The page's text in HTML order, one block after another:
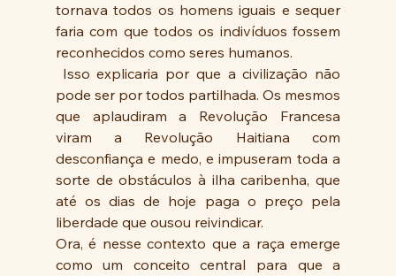
tornava todos os homens iguais e sequer
faria com que todos os indivíduos fossem
reconhecidos como seres humanos.
pode ser por todos partilhada. Os mesmos
que aplaudiram a Revolução Francesa
viram a Revolução Haitiana com
desconfiança e medo, e impuseram toda a
sorte de obstáculos à ilha caribenha, que
até os dias de hoje paga o preço pela
liberdade que ousou reivindicar.
Ora, é nesse contexto que a raça emerge
como um conceito central para que a